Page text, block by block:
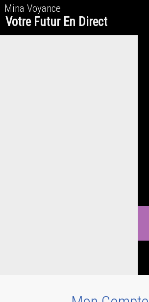
Mina Voyance
Votre Futur En Direct